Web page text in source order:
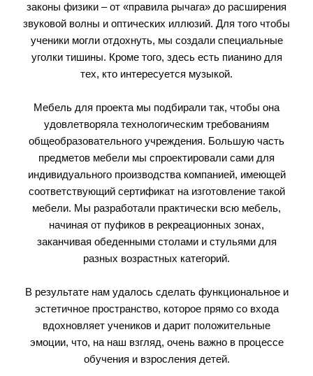
законы физики – от «правила рычага» до расширения
звуковой волны и оптических иллюзий. Для того чтобы
ученики могли отдохнуть, мы создали специальные
уголки тишины. Кроме того, здесь есть пианино для
тех, кто интересуется музыкой.
Мебель для проекта мы подбирали так, чтобы она
удовлетворяла технологическим требованиям
общеобразовательного учреждения. Большую часть
предметов мебели мы спроектировали сами для
индивидуального производства компанией, имеющей
соответствующий сертификат на изготовление такой
мебели. Мы разработали практически всю мебель,
начиная от пуфиков в рекреационных зонах,
заканчивая обеденными столами и стульями для
разных возрастных категорий.
В результате нам удалось сделать функциональное и
эстетичное пространство, которое прямо со входа
вдохновляет учеников и дарит положительные
эмоции, что, на наш взгляд, очень важно в процессе
обучения и взросления детей.